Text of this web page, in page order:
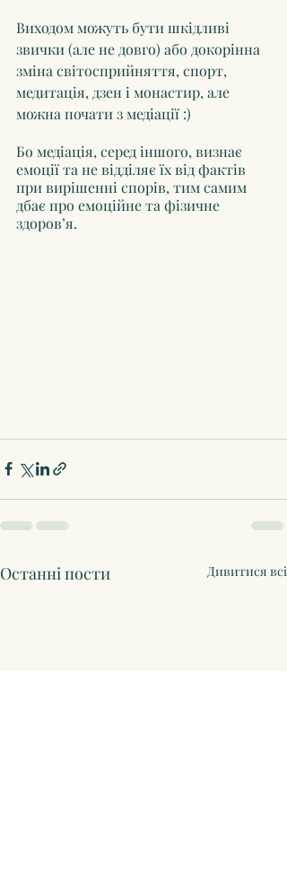
Виходом можуть бути шкідливі
звички (але не довго) або докорінна
зміна світосприйняття, спорт,
медитація, дзен і монастир, але
можна почати з медіації :)
Бо медіація, серед іншого, визнає
емоції та не відділяє їх від фактів
при вирішенні спорів, тим самим
дбає про емоційне та фізичне
здоров’я.
Останні пости Дивитися всі